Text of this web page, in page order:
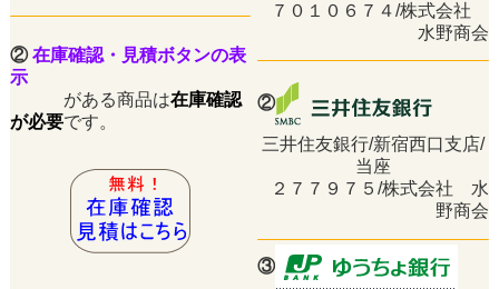
７０１０６７４/株式会社
水野商会
②在庫確認・見積ボタンの表
示
がある商品は在庫確認
が必要です。
②
三井住友銀行/新宿西口支店/
当座
２７７９７５/株式会社 水
野商会
③